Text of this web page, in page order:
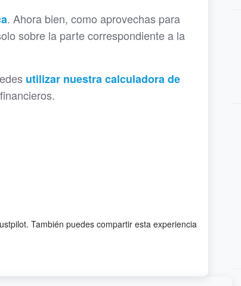
. Ahora bien, como aprovechas para
sobre la parte correspondiente a la
utilizar nuestra calculadora de
También puedes compartir esta experiencia